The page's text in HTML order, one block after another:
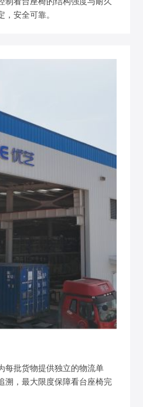
安全可靠。
每批货物提供独立的物流单
溯，最大限度保障看台座椅完